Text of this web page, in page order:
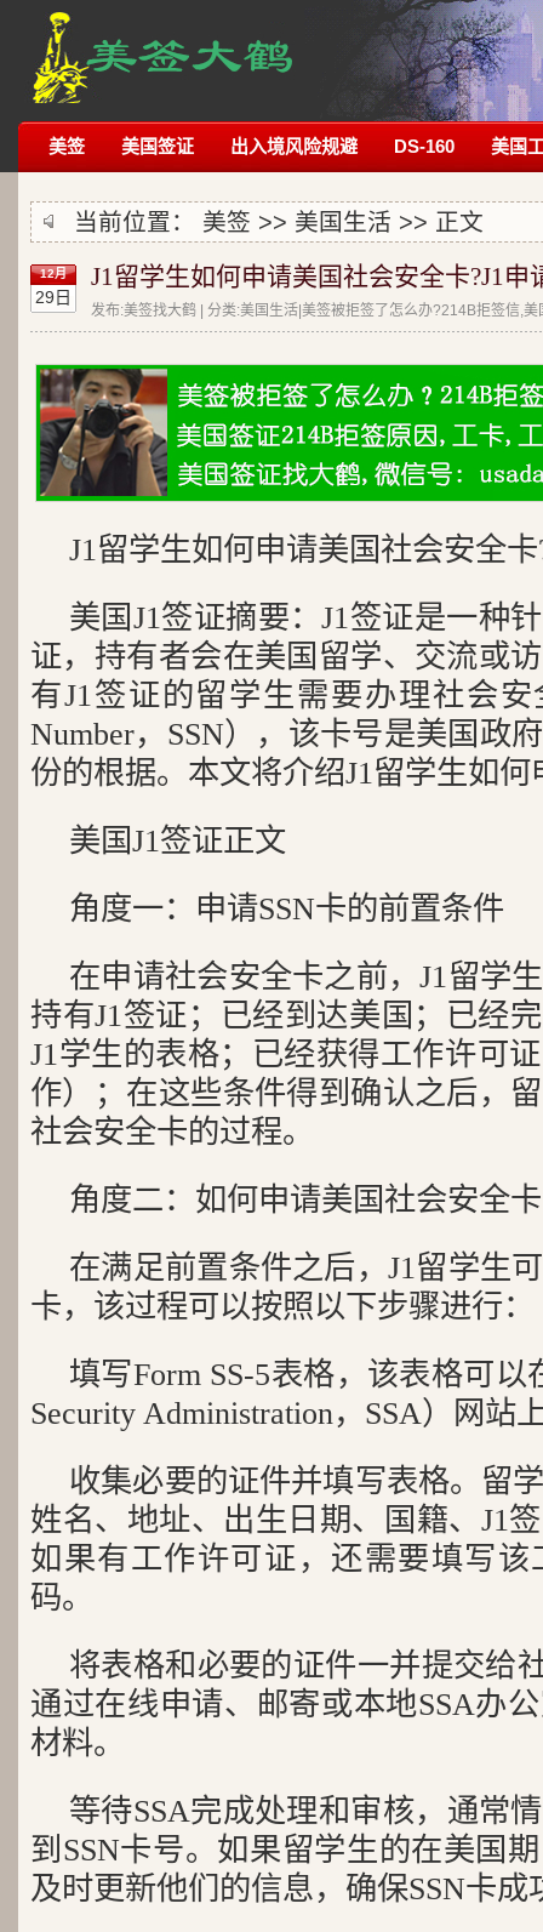
美签 美国签证 出入境风险规避 DS-160 美国
当前位置： 美签 >> 美国生活 >> 正文
12月
29日
J1留学生如何申请美国社会安全卡?J1申
发布:美签找大鹤 | 分类:美国生活|美签被拒签了怎么办?214B拒签信,
J1留学生如何申请美国社会安全卡
美国J1签证摘要：J1签证是一种
证，持有者会在美国留学、交流或
有J1签证的留学生需要办理社会安
Number，SSN），该卡号是美国政
份的根据。本文将介绍J1留学生如何
美国J1签证正文
角度一：申请SSN卡的前置条件
在申请社会安全卡之前，J1留学
持有J1签证；已经到达美国；已经
J1学生的表格；已经获得工作许可
作）；在这些条件得到确认之后，
社会安全卡的过程。
角度二：如何申请美国社会安全卡
在满足前置条件之后，J1留学生
卡，该过程可以按照以下步骤进行：
填写Form SS-5表格，该表格可以
Security Administration，SSA）网站
收集必要的证件并填写表格。留
姓名、地址、出生日期、国籍、J1
如果有工作许可证，还需要填写
码。
将表格和必要的证件一并提交给
通过在线申请、邮寄或本地SSA办
材料。
等待SSA完成处理和审核，通常
到SSN卡号。如果留学生的在美国
及时更新他们的信息，确保SSN卡